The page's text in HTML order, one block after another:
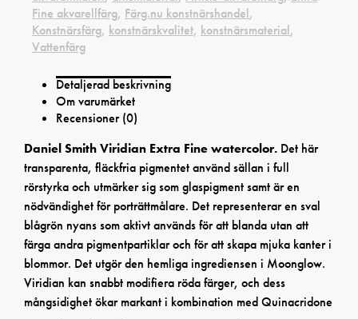
Fine akvarellfärg, Färg.nu konstnärshandel,
Konstnärsfärg, konstnärskvalitet, konstnärsmaterial,
Vattenfärg
Detaljerad beskrivning
Om varumärket
Recensioner (0)
Daniel Smith Viridian Extra Fine watercolor. Det här
transparenta, fläckfria pigmentet använd sällan i full
rörstyrka och utmärker sig som glaspigment samt är en
nödvändighet för porträttmålare. Det representerar en sval
blågrön nyans som aktivt används för att blanda utan att
färga andra pigmentpartiklar och för att skapa mjuka kanter i
blommor. Det utgör den hemliga ingrediensen i Moonglow.
Viridian kan snabbt modifiera röda färger, och dess
mångsidighet ökar markant i kombination med Quinacridone